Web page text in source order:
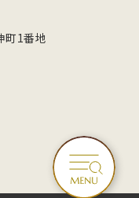
町1番地